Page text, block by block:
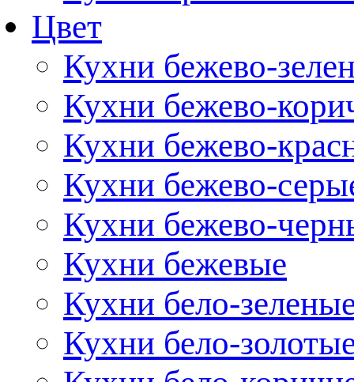
Цвет
Кухни бежево-
Кухни бежево-
Кухни бежево-
Кухни бежево-
Кухни бежево-
Кухни бежевые
Кухни бело-
Кухни бело-